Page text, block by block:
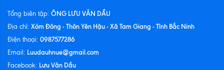
Tổng biên tập: ÔNG LƯU VĂN DẦU
Địa chỉ: Xóm Đông - Thôn Yên Hậu - Xã Tam Giang - Tỉnh Bắc Ninh
Điện thoại: 0987577286
Email: Luudauhnue@gmail.com
Facebook: Lưu Văn Dầu